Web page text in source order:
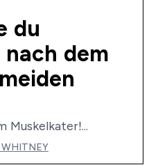
du
dem
Muskelkater!...